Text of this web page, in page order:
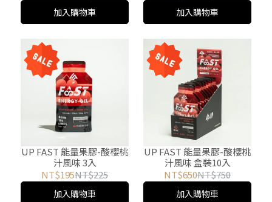
加入購物車 加入購物車
UP FAST 能量果膠-酸櫻桃
汁風味 3入
NT$195NT$225
加入購物車
UP FAST 能量果膠-酸櫻桃
汁風味 盒裝10入
NT$650NT$750
加入購物車